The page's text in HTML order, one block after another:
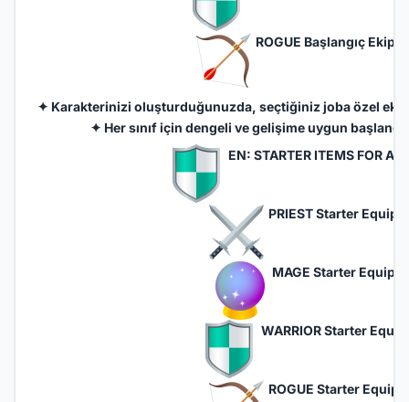
ROGUE Başlangıç
✦ Karakterinizi oluşturduğunuzda, seçtiğiniz joba özel
✦ Her sınıf için dengeli ve gelişime uygun
EN: STARTER ITEMS FOR
PRIEST Starter
MAGE Starter
WARRIOR Starter
ROGUE Starter